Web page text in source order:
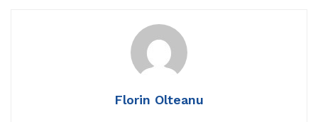
internări datorită întreruperii apei curente.
Școlile din Câmpina sunt închise.
La Breaza, se distribuie apă potabilă cu ajutorul cisternelor
Florin Olteanu